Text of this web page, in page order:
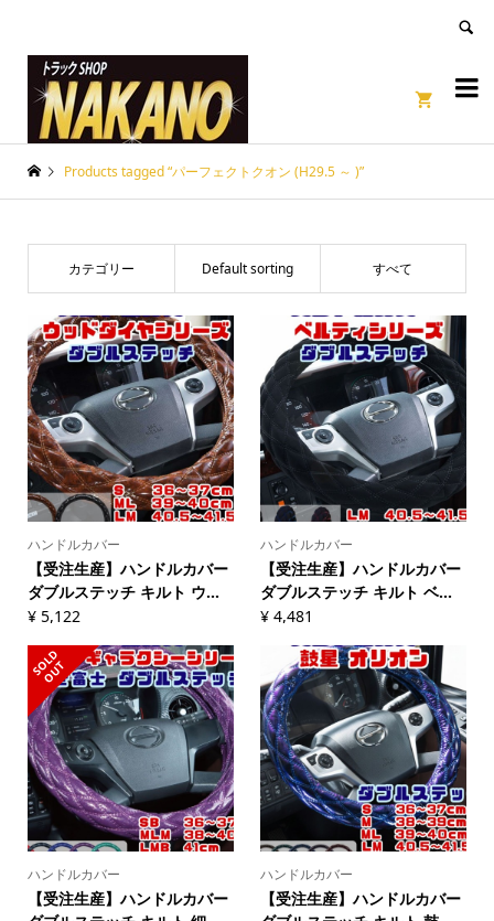


Products tagged “パーフェクトクオン (H29.5 ～ )”
カテゴリー Default sorting すべて
ハンドルカバー
【受注生産】ハンドルカバー
ダブルステッチ キルト ウ...
¥5,122
ハンドルカバー
【受注生産】ハンドルカバー
ダブルステッチ キルト ベ...
¥ 4,481
S
O
L
D
O
U
T
ハンドルカバー
【受注生産】ハンドルカバー
ハンドルカバー
【受注生産】ハンドルカバー